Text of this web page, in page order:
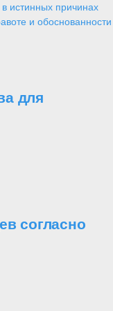
истинных причинах
и обоснованности
для
согласно